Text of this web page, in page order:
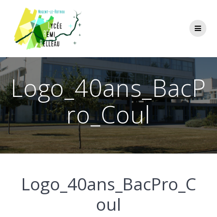
Logo_40ans_BacP
ro_Coul
Logo_40ans_BacPro_C
oul